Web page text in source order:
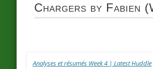
Chargers by Fabien
Analyses et résumés Week 4 | Latest Huddle